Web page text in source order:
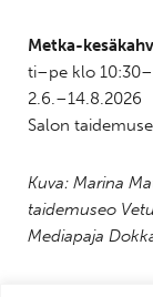
Metka-
ti–pe klo
2.6.–14.8.2026
Salon
Kuva: Marina
taidemuseo
Mediapaja